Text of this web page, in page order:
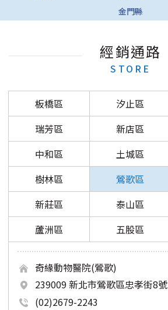
金門縣
經銷通路
STORE
板橋區 汐止區
瑞芳區
新店區
中和區
土城區
樹林區
鶯歌區
新莊區
泰山區
蘆洲區
五股區
奇緣動物醫院(鶯歌)
239009 新北市鶯歌區忠孝街8號
(02)2679-2243